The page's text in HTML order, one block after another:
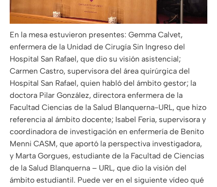
En la mesa estuvieron presentes: Gemma Calvet,
enfermera de la Unidad de Cirugía Sin Ingreso del
Hospital San Rafael, que dio su visión asistencial;
Carmen Castro, supervisora ​​del área quirúrgica del
Hospital San Rafael, quien habló del ámbito gestor; la
doctora Pilar González, directora enfermera de la
Facultad Ciencias de la Salud Blanquerna-URL, que hizo
referencia al ámbito docente; Isabel Feria, supervisora ​​y
coordinadora de investigación en enfermería de Benito
Menni CASM, que aportó la perspectiva investigadora,
y Marta Gorgues, estudiante de la Facultad de Ciencias
de la Salud Blanquerna – URL, que dio la visión del
ámbito estudiantil. Puede ver en el siguiente vídeo qué